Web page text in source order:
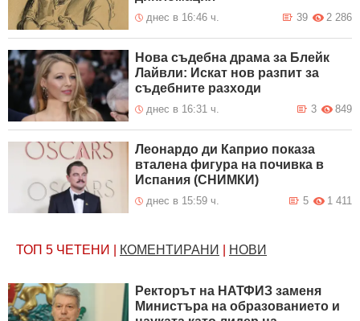
днес в 16:46 ч. 2 286
39
Нова съдебна драма за Блейк
Лайвли: Искат нов разпит за
съдебните разходи
днес в 16:31 ч. 849
3
Леонардо ди Каприо показа
вталена фигура на почивка в
Испания (СНИМКИ)
днес в 15:59 ч. 1 411
5
ТОП 5 ЧЕТЕНИ КОМЕНТИРАНИ НОВИ
Ректорът на НАТФИЗ заменя
Министъра на образованието и